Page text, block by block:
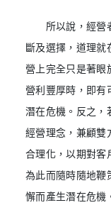
所以說，經營者
斷及選擇，道理就
營上完全只是著眼
營利豐厚時，即有
潛在危機。反之，
經營理念，兼顧雙
合理化，以期對客
為此而隨時隨地鞭
懈而產生潛在危機